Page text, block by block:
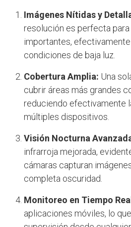
Imágenes Nítidas y
resolución es perfecta
importantes,
condiciones de baja luz.
Cobertura Amplia: Una
cubrir áreas más grandes
reduciendo efectivamente
múltiples dispositivos.
Visión Nocturna
infrarroja mejorada,
cámaras capturan
completa oscuridad.
Monitoreo en Tiempo
aplicaciones móviles, lo